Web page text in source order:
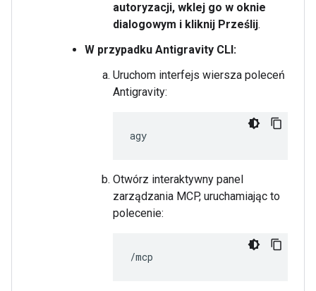
autoryzacji, wklej go w oknie
dialogowym i kliknij Prześlij.
W przypadku Antigravity CLI:
Uruchom interfejs wiersza poleceń
Antigravity:
Otwórz interaktywny panel
zarządzania MCP, uruchamiając to
polecenie: